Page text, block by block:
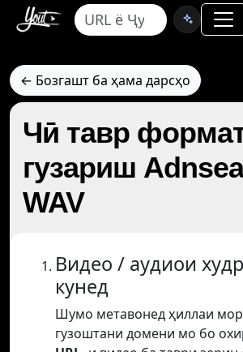
← Бозгашт ба ҳама дарсҳо
Чӣ тавр
гузариш
WAV
Видео / аудиои
кунед
Шумо метавонед ҳиллаи
гузоштани домени мо бо